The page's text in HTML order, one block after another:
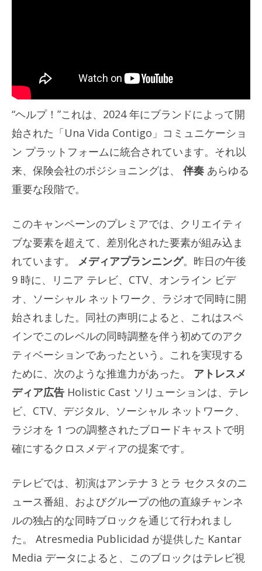
“ヘルプ！”これは、2024 年にブランドによって開
始された「Una Vida Contigo」コミュニケーショ
ン プラットフォームに統合されています。それ以
来、保険会社のポジショニングは、 伴奏 あらゆる
重要な段階で。
このキャンペーンのプレミアでは、クリエイティ
ブな要素を超えて、差別化された要素が組み込ま
れています。
メディアプランニング。昨日の午後
9 時に、リニア テレビ、CTV、オンライン ビデ
オ、ソーシャル ネットワーク、ラジオで同時に開
始されました。同社の声明によると、これはスペ
インでこのレベルの同時調整を伴う初めてのアク
ティベーションであったという。これを実現する
ために、次のような推進力があった。 アトレスメ
ディア広告 Holistic Cast ソリューションは、テレ
ビ、CTV、デジタル、ソーシャル ネットワーク、
ラジオを 1 つの調整されたブロードキャストで明
確にするクロスメディアの提案です。
テレビでは、初演はアンテナ 3 とラ セクスタのニ
ュース番組、およびグループの他の直線チャンネ
ルの独占的な同時ブロックを通じて行われまし
た。 Atresmedia Publicidad が提供した Kantar
Media データによると、このブロックはテレビ視